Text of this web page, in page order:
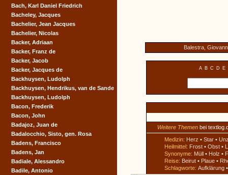
Balestra,
A B C D E
Weitere Themen bei
Medizin: Herz • Star •
Heilmittel: Frost • Obst •
Synonyme: Müll • Holz •
Reise: Beirut • Plaue •
Schlagworte: Aufklärung
Bach, Karl Daniel Friedrich
Bacheley, Jacques
Bachelier, Jean Jacques
Bachelier, Nicolas
Backer, Adriaan
Backer, Franz de
Backer, Jacob
Backer, Jacques de
Backhuysen, Ludolph
Backhuysen, Hendrikus, van de Sande
Backhuysen, Ludolph
Bacon, Frederik
Bacon, John
Badajoz, Juan de
Badalocchio, Sisto, gen. Rosa
Badens, Francisco
Badens, Jan
Badiale, Alessandro
Badile, Antonio